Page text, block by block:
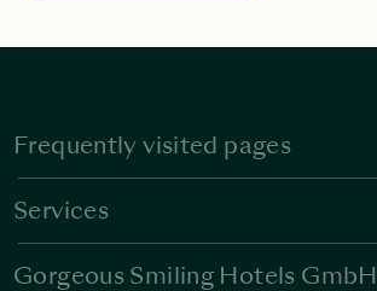
Frequently visited pages
Services
Gorgeous Smiling Hotels GmbH